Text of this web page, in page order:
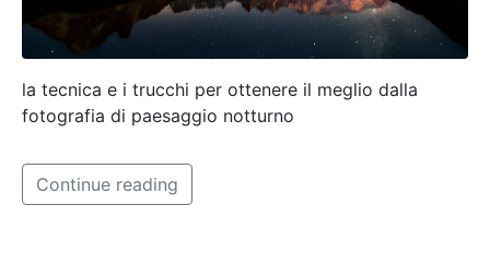
la tecnica e i trucchi per ottenere il meglio dalla
fotografia di paesaggio notturno
Continue reading